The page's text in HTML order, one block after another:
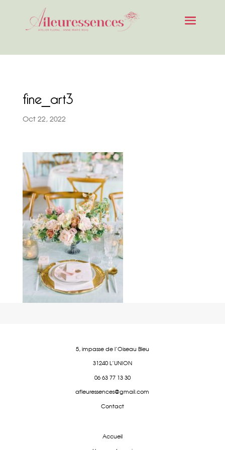
fine_art3
Oct 22, 2022
5, impasse de l'Oiseau Bleu
31240 L'UNION
06 63 77 13 30
afleuressences@gmail.com
Contact
Accueil